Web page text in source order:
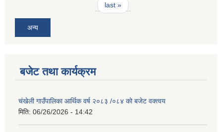
last »
अन्य
बजेट तथा कार्यक्रम
चंखेली गाउँपालिका आर्थिक वर्ष २०८३ /०८४ को बजेट वक्त्वय
मिति: 06/26/2026 - 14:42